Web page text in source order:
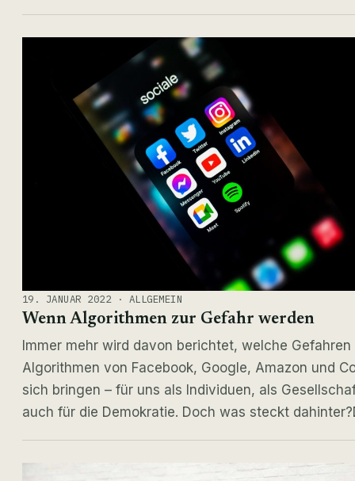
19. JANUAR 2022 · ALLGEMEIN
Wenn Algorithmen zur Gefahr werden
Immer mehr wird davon berichtet, welche Gefahren
Algorithmen von Facebook, Google, Amazon und
sich bringen – für uns als Individuen, als
auch für die Demokratie. Doch was steckt